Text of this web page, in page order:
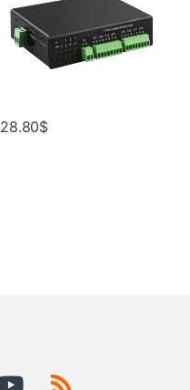
28.80$